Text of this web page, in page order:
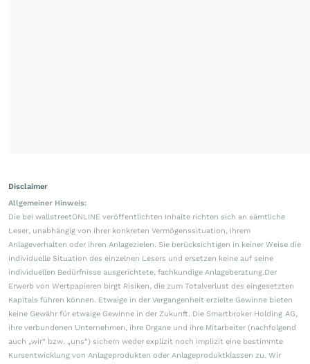
Disclaimer
Allgemeiner Hinweis:
Die bei wallstreetONLINE veröffentlichten Inhalte richten sich an sämtliche
Leser, unabhängig von ihrer konkreten Vermögenssituation, ihrem
Anlageverhalten oder ihren Anlagezielen. Sie berücksichtigen in keiner Weise die
individuelle Situation des einzelnen Lesers und ersetzen keine auf seine
individuellen Bedürfnisse ausgerichtete, fachkundige Anlageberatung.Der
Erwerb von Wertpapieren birgt Risiken, die zum Totalverlust des eingesetzten
Kapitals führen können. Etwaige in der Vergangenheit erzielte Gewinne bieten
keine Gewähr für etwaige Gewinne in der Zukunft. Die Smartbroker Holding AG,
ihre verbundenen Unternehmen, ihre Organe und ihre Mitarbeiter (nachfolgend
auch „wir“ bzw. „uns“) sichern weder explizit noch implizit eine bestimmte
Kursentwicklung von Anlageprodukten oder Anlageproduktklassen zu. Wir